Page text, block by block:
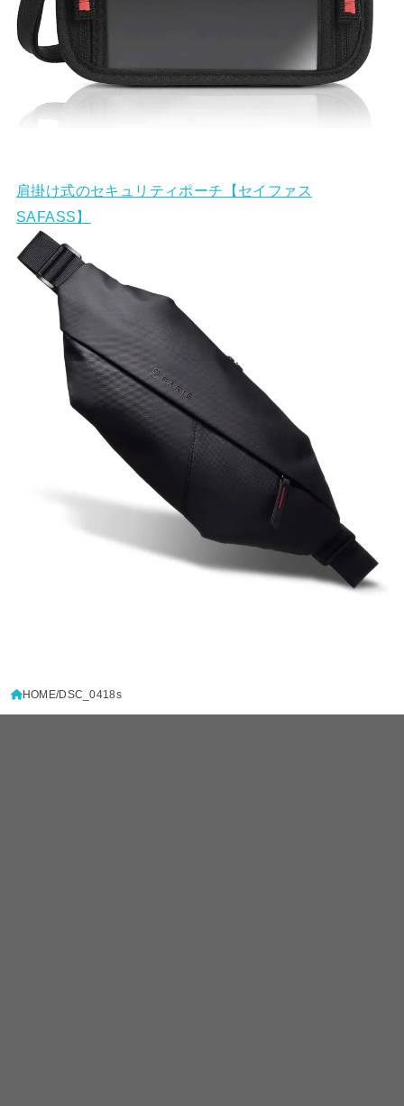
肩掛け式のセキュリティポーチ【セイファス
SAFASS】
HOME DSC_0418s